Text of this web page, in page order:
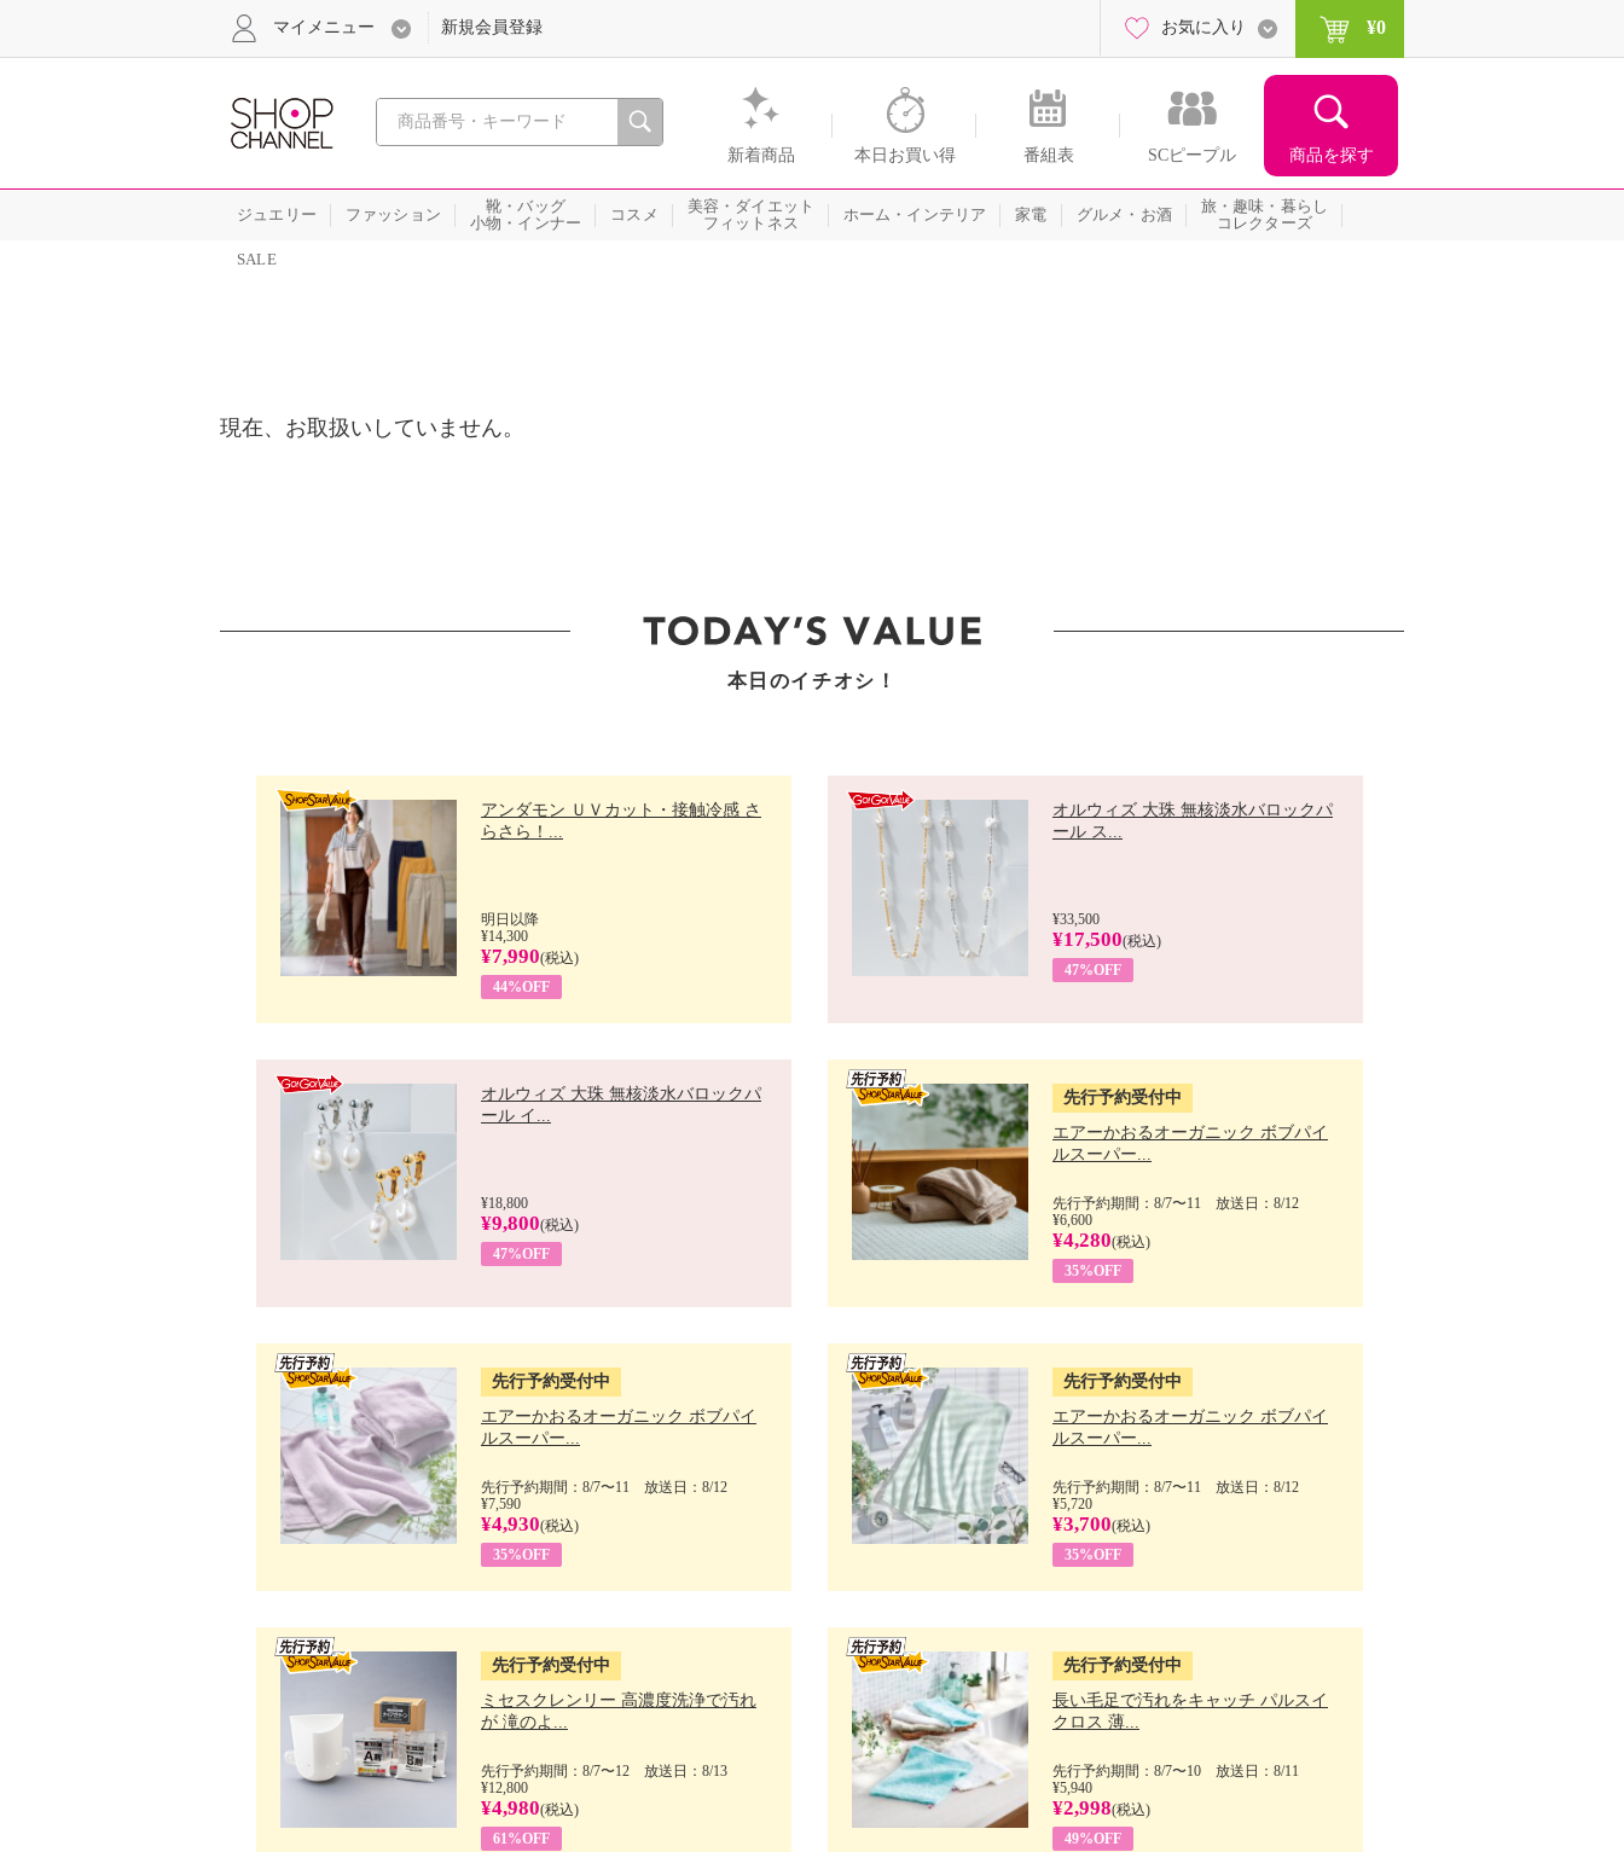
心おどる、瞬間を。通販・テレビショッピングのショップチャンネル
新着商品 本日お買い得 番組表 SCピープル 商品を探す
マイメニュー 新規会員登録 お気に入り ¥0
ジュエリー ファッション
靴・バッグ
小物・インナー
コスメ
美容・ダイエット
フィットネス
ホーム・インテリア 家電 グルメ・お酒
旅・趣味・暮らし
コレクターズ
SALE
現在、お取扱いしていません。
本日のイチオシ！
アンダモン ＵＶカット・接触冷感 さ
らさら！...
明日以降
¥14,300
¥7,990(税込)
44%OFF
オルウィズ 大珠 無核淡水バロックパ
ール ス...
¥33,500
¥17,500(税込)
47%OFF
オルウィズ 大珠 無核淡水バロックパ
ール イ...
¥18,800
¥9,800(税込)
47%OFF
先行予約受付中
エアーかおるオーガニック ボブパイ
ルスーパー...
先行予約期間：8/7〜11 放送日：8/12
¥6,600
¥4,280(税込)
35%OFF
先行予約受付中
エアーかおるオーガニック ボブパイ
ルスーパー...
先行予約期間：8/7〜11 放送日：8/12
¥7,590
¥4,930(税込)
35%OFF
先行予約受付中
エアーかおるオーガニック ボブパイ
ルスーパー...
先行予約期間：8/7〜11 放送日：8/12
¥5,720
¥3,700(税込)
35%OFF
先行予約受付中
ミセスクレンリー 高濃度洗浄で汚れ
が 滝のよ...
先行予約期間：8/7〜12 放送日：8/13
¥12,800
¥4,980(税込)
61%OFF
先行予約受付中
長い毛足で汚れをキャッチ パルスイ
クロス 薄...
先行予約期間：8/7〜10 放送日：8/11
¥5,940
¥2,998(税込)
49%OFF